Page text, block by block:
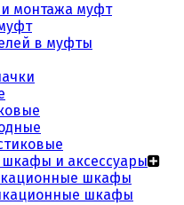
монтажа муфт
в муфты
и аксессуары
шкафы
шкафы